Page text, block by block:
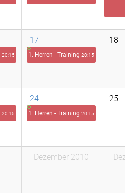
20:15
17
1. Herren - Training 20:15
18
20:15
24
1. Herren - Training 20:15
25
Dezember 2010